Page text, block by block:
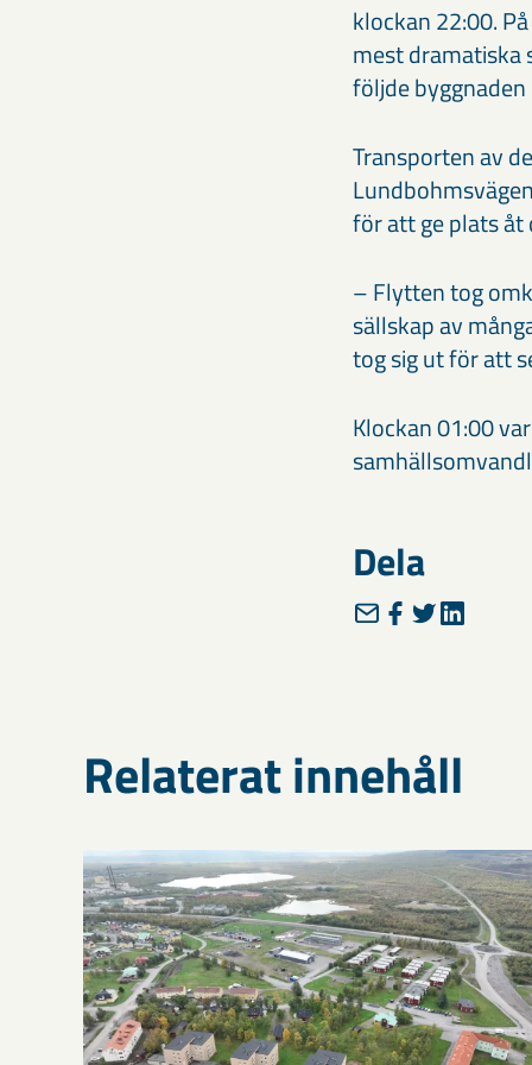
klockan 22:00.
mest dramatiska
följde
Transporten av
för att ge plats
– Flytten tog
sällskap av
tog sig ut för att
Klockan 01:00
Dela
Relaterat innehåll